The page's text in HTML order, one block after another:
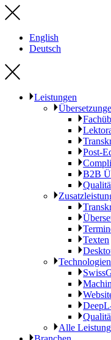
English
Deutsch
Leistungen
Post-
B2B
Texten
Technologien
Alle